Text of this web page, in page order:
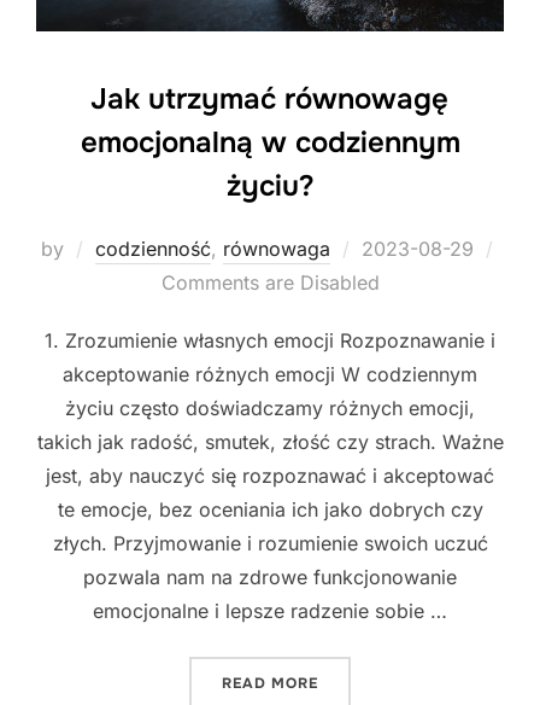
Jak utrzymać równowagę
emocjonalną w codziennym
życiu?
by codzienność, równowaga
Posted
on
2023-08-29
Comments are Disabled
1. Zrozumienie własnych emocji Rozpoznawanie i
akceptowanie różnych emocji W codziennym
życiu często doświadczamy różnych emocji,
takich jak radość, smutek, złość czy strach. Ważne
jest, aby nauczyć się rozpoznawać i akceptować
te emocje, bez oceniania ich jako dobrych czy
złych. Przyjmowanie i rozumienie swoich uczuć
pozwala nam na zdrowe funkcjonowanie
emocjonalne i lepsze radzenie sobie …
READ MORE